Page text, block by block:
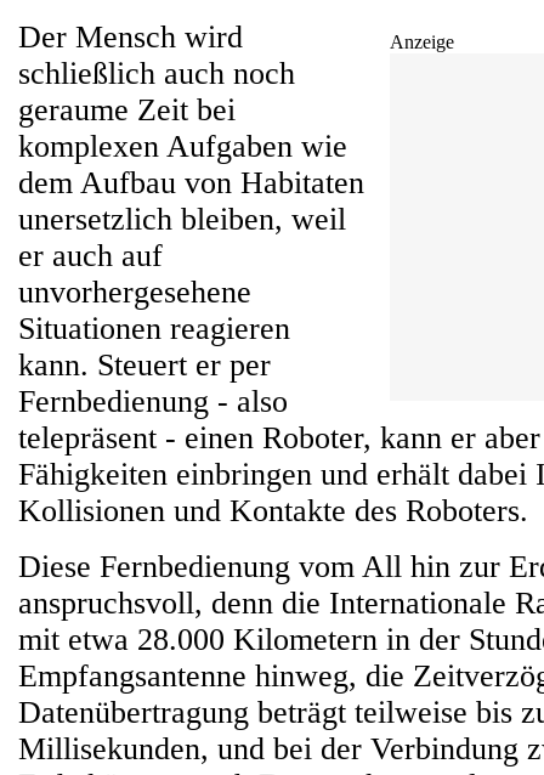
Anzeige
Der Mensch wird
schließlich auch noch
geraume Zeit bei
komplexen Aufgaben wie
dem Aufbau von Habitaten
unersetzlich bleiben, weil
er auch auf
unvorhergesehene
Situationen reagieren
kann. Steuert er per
Fernbedienung - also
telepräsent - einen Roboter, kann er
Fähigkeiten einbringen und erhält dabei
Kollisionen und Kontakte des Roboters.
Diese Fernbedienung vom All hin zur
anspruchsvoll, denn die Internationale
mit etwa 28.000 Kilometern in der
Empfangsantenne hinweg, die
Datenübertragung beträgt teilweise bis
Millisekunden, und bei der Verbindung